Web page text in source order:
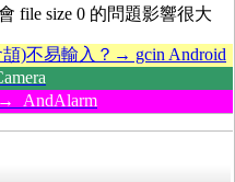
file size 0 的問題影響很大
)不易輸入？→ gcin Android
AndAlarm